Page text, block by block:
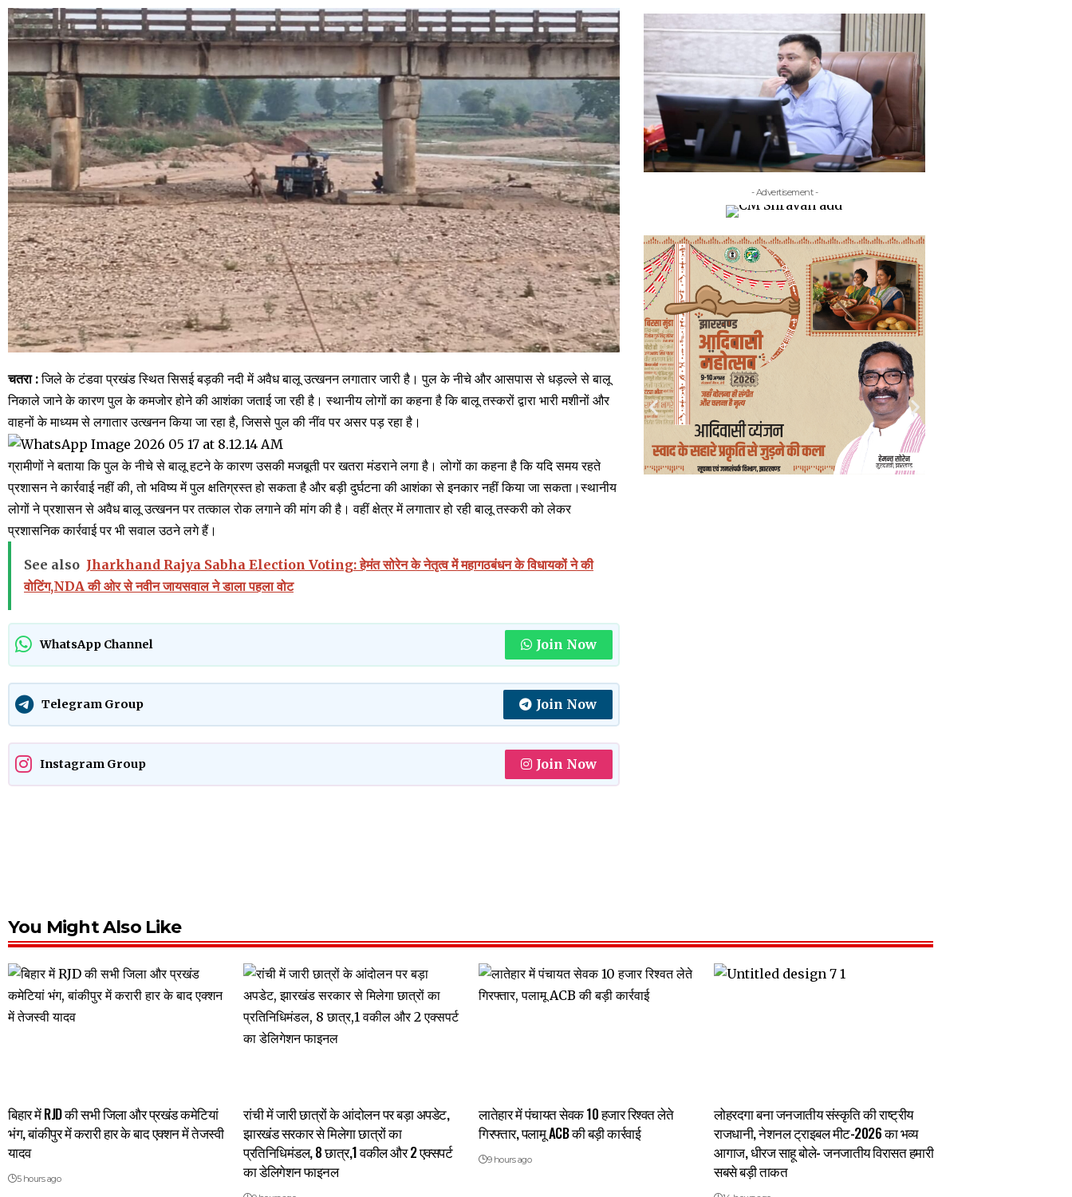
चतरा :जिले के टंडवा प्रखंड स्थित सिसई बड़की नदी में अवैध बालू उत्खनन लगातार जारी है। पुल के नीचे और आसपास से धड़ल्ले से बालू
निकाले जाने के कारण पुल के कमजोर होने की आशंका जताई जा रही है। स्थानीय लोगों का कहना है कि बालू तस्करों द्वारा भारी मशीनों और
वाहनों के माध्यम से लगातार उत्खनन किया जा रहा है, जिससे पुल की नींव पर असर पड़ रहा है।
ग्रामीणों ने बताया कि पुल के नीचे से बालू हटने के कारण उसकी मजबूती पर खतरा मंडराने लगा है। लोगों का कहना है कि यदि समय रहते
प्रशासन ने कार्रवाई नहीं की, तो भविष्य में पुल क्षतिग्रस्त हो सकता है और बड़ी दुर्घटना की आशंका से इनकार नहीं किया जा सकता।स्थानीय
लोगों ने प्रशासन से अवैध बालू उत्खनन पर तत्काल रोक लगाने की मांग की है। वहीं क्षेत्र में लगातार हो रही बालू तस्करी को लेकर
प्रशासनिक कार्रवाई पर भी सवाल उठने लगे हैं।
See also Jharkhand Rajya Sabha Election Voting: हेमंत सोरेन के नेतृत्व में महागठबंधन के विधायकों ने की
वोटिंग,NDA की ओर से नवीन जायसवाल ने डाला पहला वोट
WhatsApp Channel Join Now
Telegram Group Join Now
Instagram Group Join Now
- Advertisement -
You Might Also Like
बिहार में RJD की सभी जिला और प्रखंड कमेटियां
भंग, बांकीपुर में करारी हार के बाद एक्शन में तेजस्वी
यादव
5 hours ago
रांची में जारी छात्रों के आंदोलन पर बड़ा अपडेट,
झारखंड सरकार से मिलेगा छात्रों का
प्रतिनिधिमंडल, 8 छात्र,1 वकील और 2 एक्सपर्ट
का डेलिगेशन फाइनल
लातेहार में पंचायत सेवक 10 हजार रिश्वत लेते
गिरफ्तार, पलामू ACB की बड़ी कार्रवाई
9 hours ago
लोहरदगा बना जनजातीय संस्कृति की राष्ट्रीय
राजधानी, नेशनल ट्राइबल मीट-2026 का भव्य
आगाज, धीरज साहू बोले- जनजातीय विरासत हमारी
सबसे बड़ी ताकत